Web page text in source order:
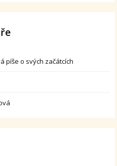
píše o svých začátcích